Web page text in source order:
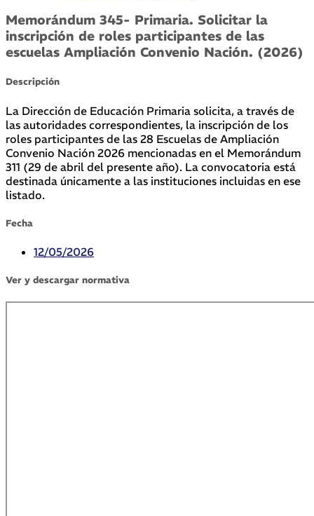
Memorándum 345- Primaria. Solicitar la
inscripción de roles participantes de las
escuelas Ampliación Convenio Nación. (2026)
Descripción
La Dirección de Educación Primaria solicita, a través de
las autoridades correspondientes, la inscripción de los
roles participantes de las 28 Escuelas de Ampliación
Convenio Nación 2026 mencionadas en el Memorándum
311 (29 de abril del presente año). La convocatoria está
destinada únicamente a las instituciones incluidas en ese
listado.
Fecha
12/05/2026
Ver y descargar normativa